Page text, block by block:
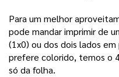
Para um melhor
pode mandar imprimir de
(1x0) ou dos dois lados
prefere colorido, temos o
só da folha.